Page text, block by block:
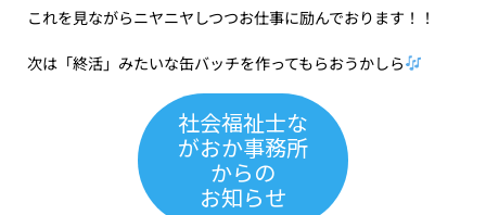
これを見ながらニヤニヤしつつお仕事に励んでおります！！
次は「終活」みたいな缶バッチを作ってもらおうかしら
社会福祉士な
がおか事務所
からの
お知らせ